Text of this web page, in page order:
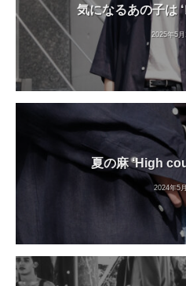
気になるあの子は
2025年5月
夏の麻 ‘High
2024年5